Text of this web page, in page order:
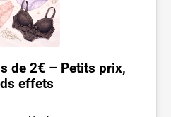
de 2€ – Petits prix,
effets